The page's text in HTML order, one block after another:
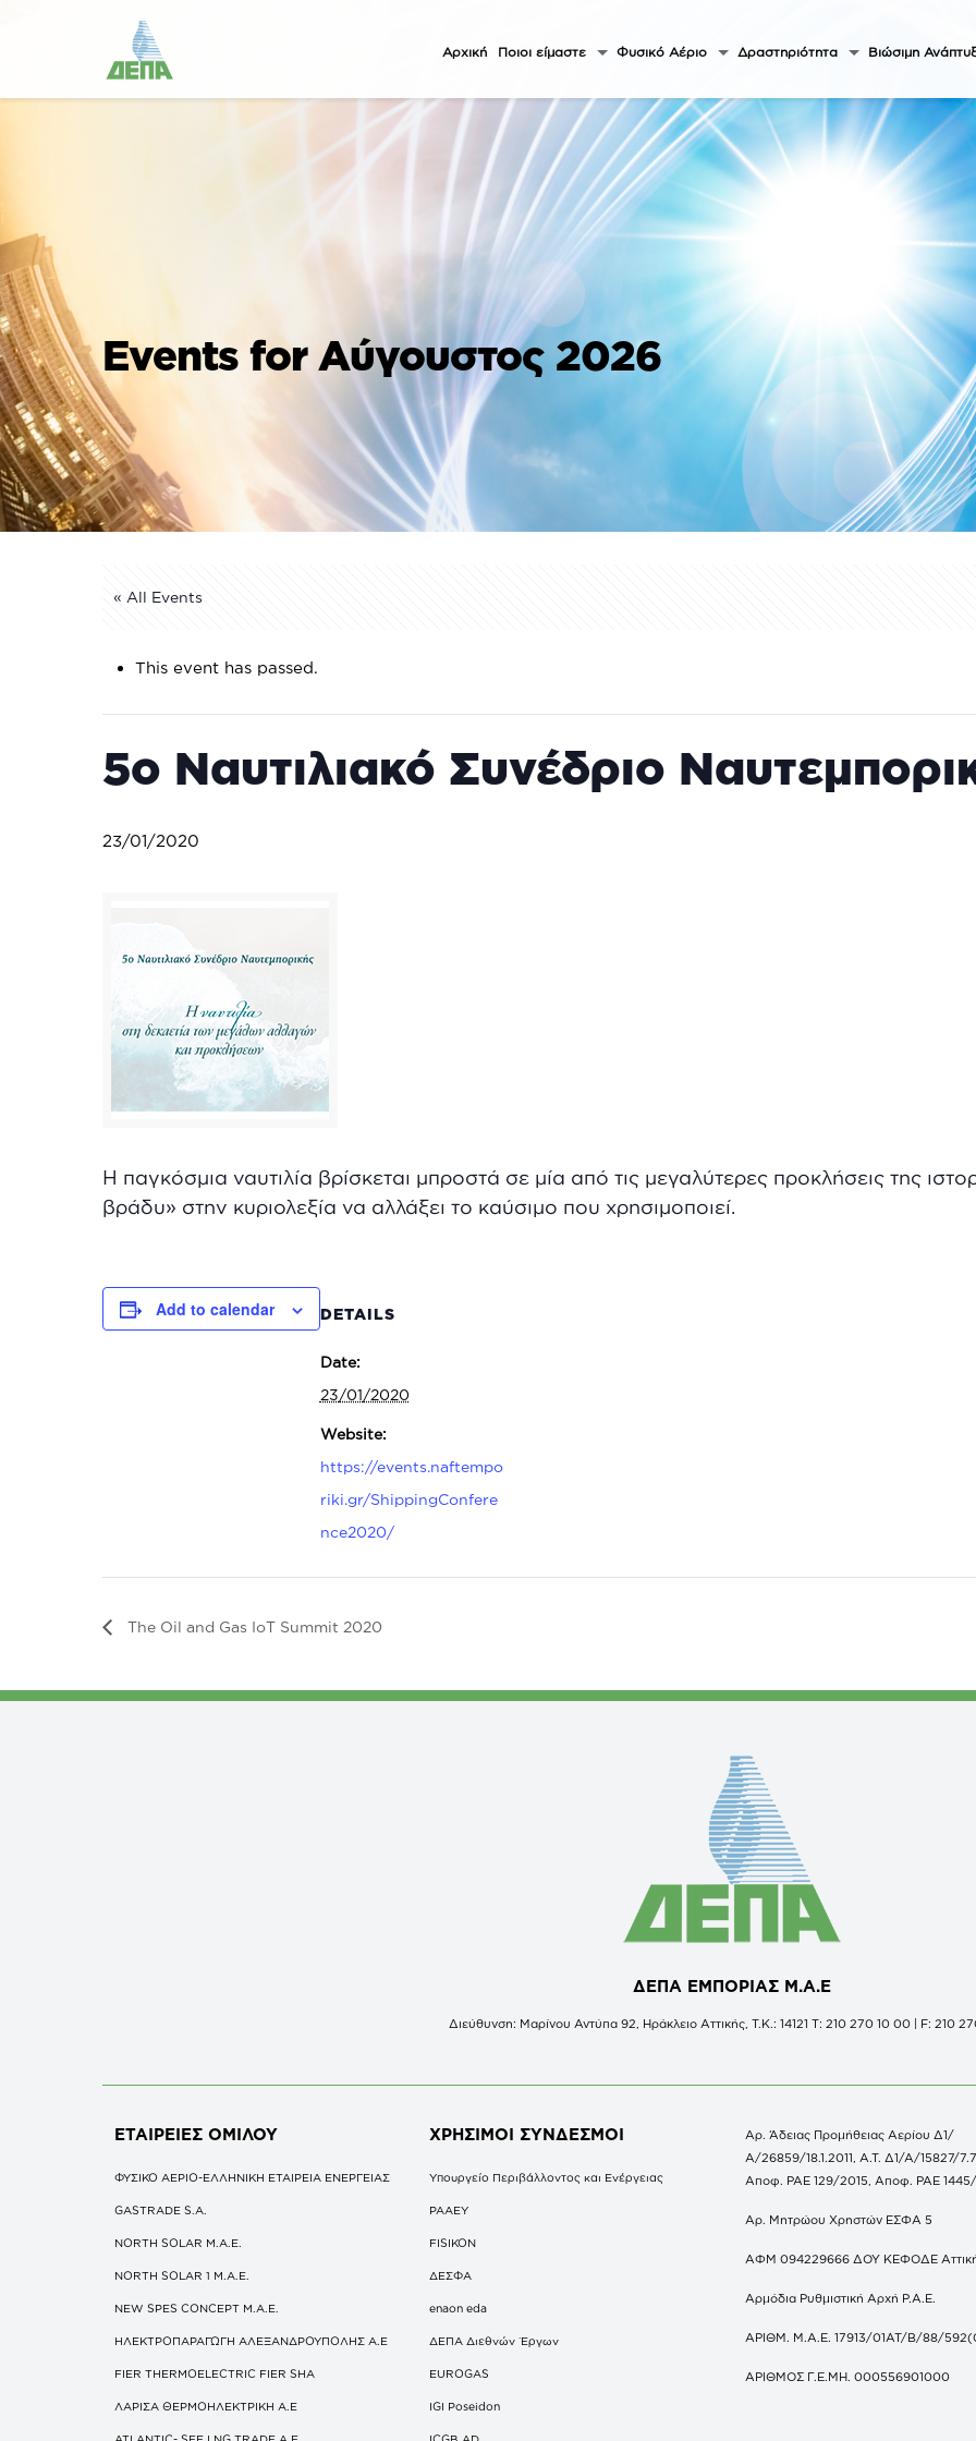
Αρχική Ποιοι είμαστε Φυσικό Αέριο Δραστηριότητα Βιώσιμη
Events for Αύγουστος 2026
« All Events
This event has passed.
5ο Ναυτιλιακό Συνέδριο
23/01/2020
Η παγκόσμια ναυτιλία βρίσκεται μπροστά σε μία από τις μεγαλύτερες προκλήσεις της
βράδυ» στην κυριολεξία να αλλάξει το καύσιμο που χρησιμοποιεί.
Add to calendar DETAILS
Date:
23/01/2020
Website:
https://events.naftempo
riki.gr/ShippingConfere
nce2020/
The Oil and Gas IoT Summit 2020
ΔΕΠΑ ΕΜΠΟΡΙΑΣ Μ.Α.Ε
Διεύθυνση: Μαρίνου Αντύπα 92, Ηράκλειο Αττικής, Τ.Κ.: 14121 Τ: 210 270 10 00 | F: 210
ΕΤΑΙΡΕΙΕΣΟΜΙΛΟΥ
ΦΥΣΙΚΟ ΑΕΡΙΟ-ΕΛΛΗΝΙΚΗ ΕΤΑΙΡΕΙΑ ΕΝΕΡΓΕΙΑΣ
GASTRADE S.A.
NORTH SOLAR M.Α.Ε.
NORTH SOLAR 1 M.Α.Ε.
NEW SPES CONCEPT Μ.Α.Ε.
ΗΛΕΚΤΡΟΠΑΡΑΓΩΓΗ ΑΛΕΞΑΝΔΡΟΥΠΟΛΗΣ A.E
FIER THERMOELECTRIC FIER SHA
ΛΑΡΙΣΑ ΘΕΡΜΟΗΛΕΚΤΡΙΚΗ A.E
ΧΡΗΣΙΜΟΙ ΣΥΝΔΕΣΜΟΙ
Υπουργείο Περιβάλλοντος και Ενέργειας
ΡΑΑΕΥ
FISIKON
ΔΕΣΦΑ
enaon eda
ΔΕΠΑ Διεθνών Έργων
EUROGAS
IGI Poseidon
Αρ. Άδειας Προμήθειας Αερίου Δ1/
Α/26859/18.1.2011, Α.Τ. Δ1/Α/15827/
Αποφ. ΡΑΕ 129/2015, Αποφ. ΡΑΕ
Αρ. Μητρώου Χρηστών ΕΣΦΑ 5
ΑΦΜ 094229666 ΔΟΥ ΚΕΦΟΔΕ
Αρμόδια Ρυθμιστική Αρχή Ρ.Α.Ε.
ΑΡΙΘΜ. Μ.Α.Ε. 17913/01ΑΤ/Β/88/
ΑΡΙΘΜΟΣ Γ.Ε.ΜΗ. 000556901000